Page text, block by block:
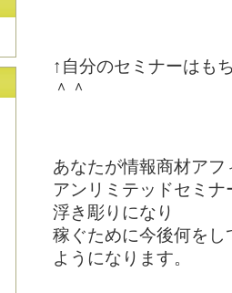
↑自分のセミナーはも
＾＾
あなたが情報商材ア
アンリミテッドセミ
浮き彫りになり
稼ぐために今後何を
ようになります。